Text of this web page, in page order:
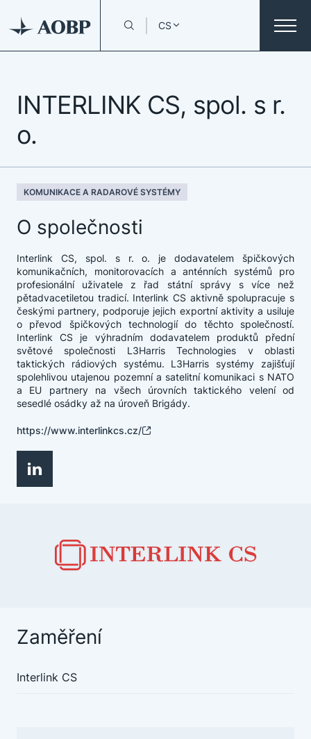
CS
INTERLINK CS, spol. s r.
o.
KOMUNIKACE A RADAROVÉ SYSTÉMY
O společnosti
Interlink CS, spol. s r. o. je dodavatelem špičkových
komunikačních, monitorovacích a anténních systémů pro
profesionální uživatele z řad státní správy s více než
pětadvacetiletou tradicí. Interlink CS aktivně spolupracuje s
českými partnery, podporuje jejich exportní aktivity a usiluje
o převod špičkových technologií do těchto společností.
Interlink CS je výhradním dodavatelem produktů přední
světové společnosti L3Harris Technologies v oblasti
taktických rádiových systému. L3Harris systémy zajišťují
spolehlivou utajenou pozemní a satelitní komunikaci s NATO
a EU partnery na všech úrovních taktického velení od
sesedlé osádky až na úroveň Brigády.
https://www.interlinkcs.cz/
Zaměření
Interlink CS